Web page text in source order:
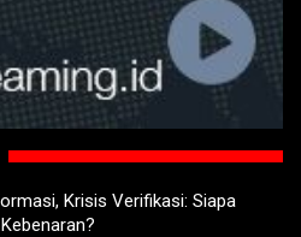
Krisis Verifikasi: Siapa